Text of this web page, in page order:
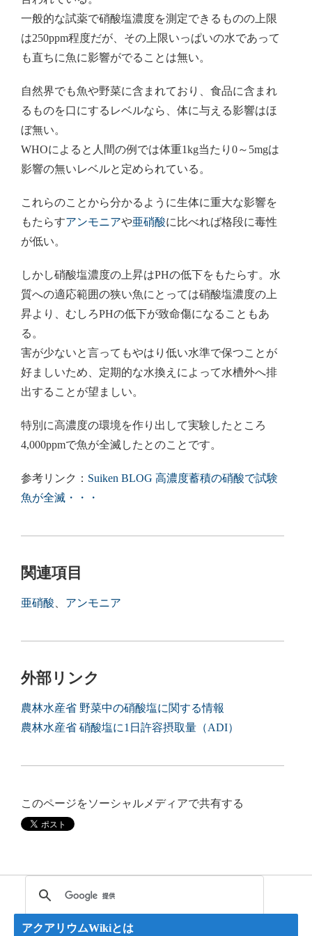
一般的な試薬で硝酸塩濃度を測定できるものの上限
は250ppm程度だが、その上限いっぱいの水であって
も直ちに魚に影響がでることは無い。
自然界でも魚や野菜に含まれており、食品に含まれ
るものを口にするレベルなら、体に与える影響はほ
ぼ無い。
WHOによると人間の例では体重1kg当たり0～5mgは
影響の無いレベルと定められている。
これらのことから分かるように生体に重大な影響を
もたらすアンモニアや亜硝酸に比べれば格段に毒性
が低い。
しかし硝酸塩濃度の上昇はPHの低下をもたらす。水
質への適応範囲の狭い魚にとっては硝酸塩濃度の上
昇より、むしろPHの低下が致命傷になることもあ
る。
害が少ないと言ってもやはり低い水準で保つことが
好ましいため、定期的な水換えによって水槽外へ排
出することが望ましい。
特別に高濃度の環境を作り出して実験したところ
4,000ppmで魚が全滅したとのことです。
参考リンク： Suiken BLOG 高濃度蓄積の硝酸で試験
魚が全滅・・・
関連項目
亜硝酸 アンモニア
外部リンク
農林水産省 野菜中の硝酸塩に関する情報
農林水産省 硝酸塩に1日許容摂取量（ADI）
このページをソーシャルメディアで共有する
アクアリウムWikiとは